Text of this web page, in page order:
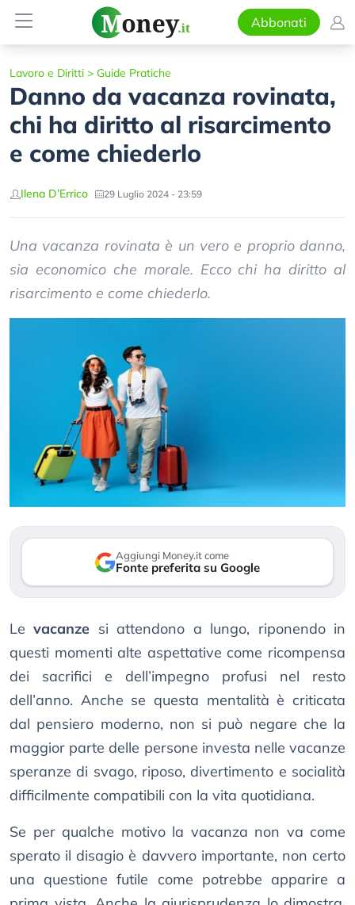
Abbonati
Lavoro e Diritti > Guide Pratiche
Danno da vacanza rovinata,
chi ha diritto al risarcimento
e come chiederlo
Ilena D’Errico 29 Luglio 2024 - 23:59
Una vacanza rovinata è un vero e proprio danno,
sia economico che morale. Ecco chi ha diritto al
risarcimento e come chiederlo.
Aggiungi Money.it come
Fonte preferita su Google
Levacanze si attendono a lungo, riponendo in
questi momenti alte aspettative come ricompensa
dei sacrifici e dell’impegno profusi nel resto
dell’anno. Anche se questa mentalità è criticata
dal pensiero moderno, non si può negare che la
maggior parte delle persone investa nelle vacanze
speranze di svago, riposo, divertimento e socialità
difficilmente compatibili con la vita quotidiana.
Se per qualche motivo la vacanza non va come
sperato il disagio è davvero importante, non certo
una questione futile come potrebbe apparire a